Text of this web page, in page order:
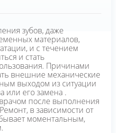
зубов, даже
материалов,
и с течением
и стать
Причинами
внешние механические
выходом из ситуации
или его замена .
после выполнения
в зависимости от
моментальным,